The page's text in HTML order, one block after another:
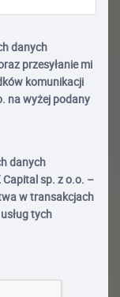
danych
przesyłanie mi
komunikacji
na wyżej podany
danych
sp. z o.o. –
w transakcjach
tych